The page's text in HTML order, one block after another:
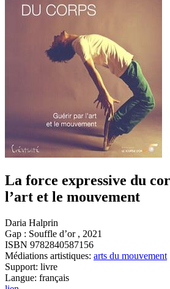
La force expressive du
l’art et le mouvement
Daria Halprin
Gap : Souffle d’or , 2021
ISBN 9782840587156
Médiations artistiques: arts du mouvement
Support: livre
Langue: français